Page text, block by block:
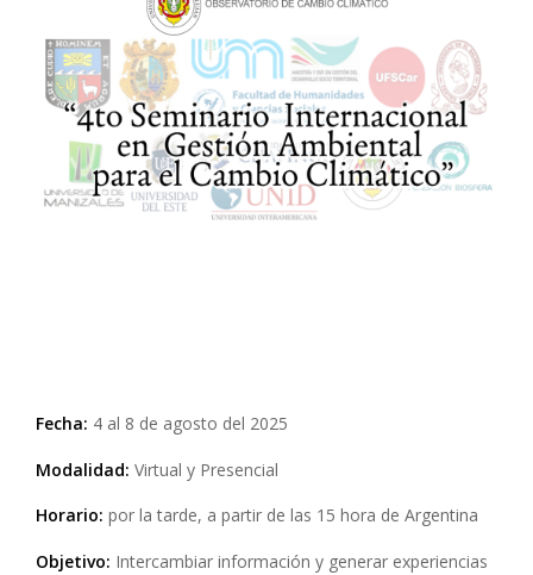
Fecha: 4 al 8 de agosto del 2025
Modalidad: Virtual y Presencial
Horario: por la tarde, a partir de las 15 hora de Argentina
Objetivo: Intercambiar información y generar experiencias